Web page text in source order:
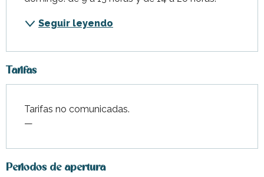
Seguir leyendo
Tarifas
Tarifas no comunicadas.
—
Periodos de apertura